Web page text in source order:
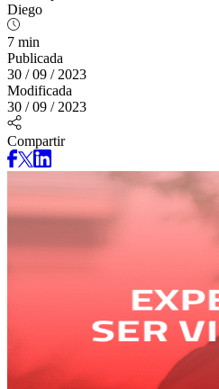
Diego
7 min
Publicada
30 / 09 / 2023
Modificada
30 / 09 / 2023
Compartir